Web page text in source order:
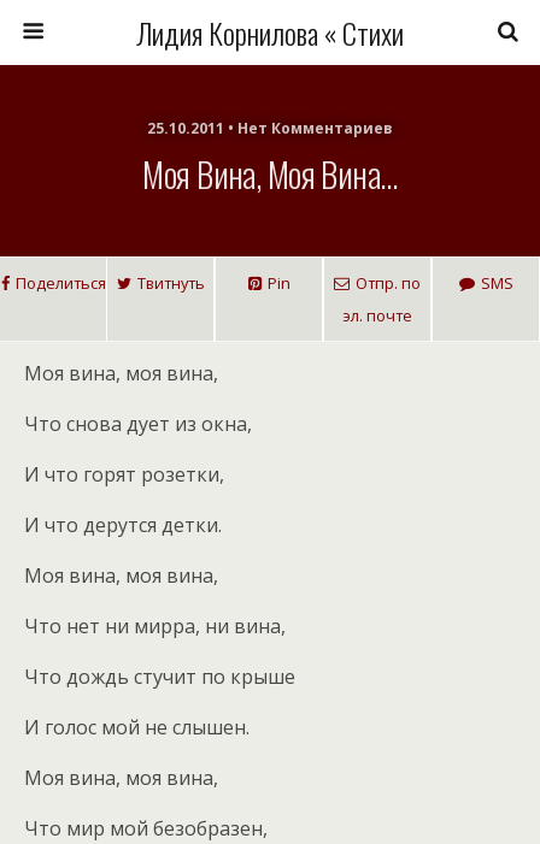
Лидия Корнилова « Стихи
25.10.2011 • Нет Комментариев
Моя Вина, Моя Вина…
Поделиться Твитнуть Pin
Отпр. по
эл. почте
SMS
Моя вина, моя вина,
Что снова дует из окна,
И что горят розетки,
И что дерутся детки.
Моя вина, моя вина,
Что нет ни мирра, ни вина,
Что дождь стучит по крыше
И голос мой не слышен.
Моя вина, моя вина,
Что мир мой безобразен,